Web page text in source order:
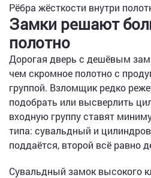
Рёбра жёсткости внутри
Замки решают
полотно
Дорогая дверь с дешёвым
чем скромное полотно с
группой. Взломщик редко
подобрать или высверлить
входную группу ставят
типа: сувальдный и
поддаётся, второй всё равно
Сувальдный замок высокого